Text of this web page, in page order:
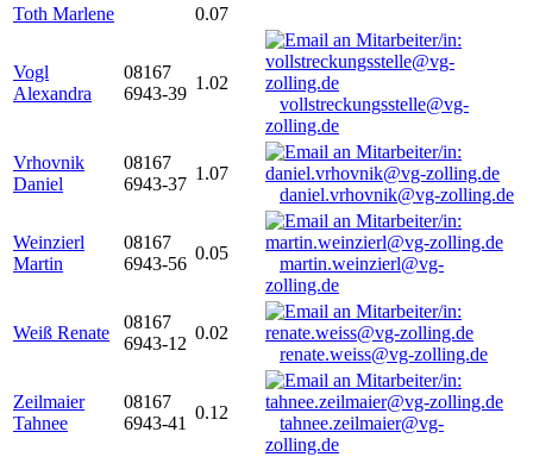
Toth Marlene
0.07
Vogl
Alexandra
08167
6943-39
1.02
vollstreckungsstelle@vg-
zolling.de
Vrhovnik
Daniel
08167
6943-37
1.07
daniel.vrhovnik@vg-zolling.de
Weinzierl
Martin
08167
6943-56
0.05
martin.weinzierl@vg-
zolling.de
Weiß Renate
08167
6943-12
0.02
renate.weiss@vg-zolling.de
Zeilmaier
Tahnee
08167
6943-41
0.12
tahnee.zeilmaier@vg-
zolling.de